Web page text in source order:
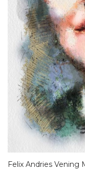
Felix Andries Vening